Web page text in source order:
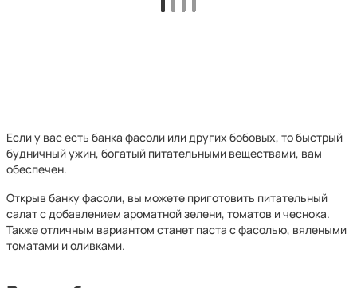
Если у вас есть банка фасоли или других бобовых, то быстрый
будничный ужин, богатый питательными веществами, вам
обеспечен.
Открыв банку фасоли, вы можете приготовить питательный
салат с добавлением ароматной зелени, томатов и чеснока.
Также отличным вариантом станет паста с фасолью, вялеными
томатами и оливками.